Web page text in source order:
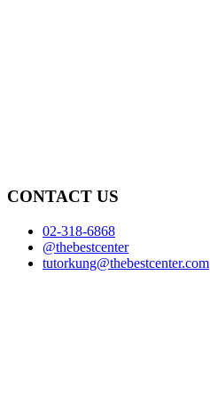
CONTACT US
02-318-6868
@thebestcenter
tutorkung@thebestcenter.com